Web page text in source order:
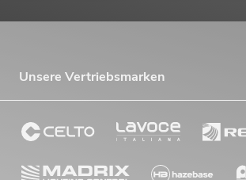
Unsere Vertriebsmarken